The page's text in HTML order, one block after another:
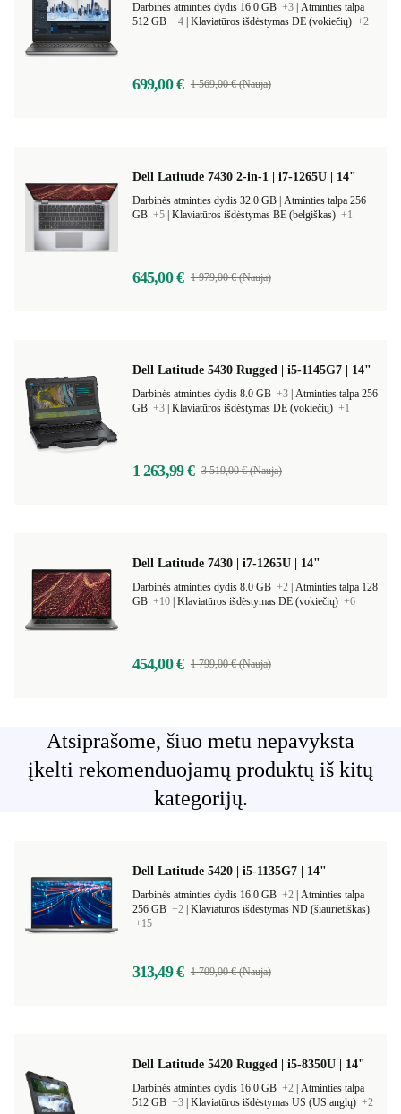
Darbinės atminties dydis 16.0 GB +3 Atminties talpa
512 GB +4 Klaviatūros išdėstymas DE (vokiečių) +2
699,00 € 1 569,00 € (Nauja)
Dell Latitude 7430 2-in-1 | i7-1265U | 14"
Atminties talpa 256
GB +5 Klaviatūros išdėstymas BE (belgiškas) +1
645,00 € 1 979,00 € (Nauja)
Dell Latitude 5430 Rugged | i5-1145G7 | 14"
Darbinės atminties dydis 8.0 GB +3 Atminties talpa 256
GB +3 Klaviatūros išdėstymas DE (vokiečių) +1
1 263,99 € 3 519,00 € (Nauja)
Dell Latitude 7430 | i7-1265U | 14"
Darbinės atminties dydis 8.0 GB +2 Atminties talpa 128
GB +10 Klaviatūros išdėstymas DE (vokiečių) +6
454,00 € 1 799,00 € (Nauja)
Atsiprašome, šiuo metu nepavyksta
įkelti rekomenduojamų produktų iš kitų
kategorijų.
Dell Latitude 5420 | i5-1135G7 | 14"
Darbinės atminties dydis 16.0 GB +2 Atminties talpa
256 GB +2 Klaviatūros išdėstymas ND (šiaurietiškas)
+15
313,49 € 1 709,00 € (Nauja)
Dell Latitude 5420 Rugged | i5-8350U | 14"
Darbinės atminties dydis 16.0 GB +2 Atminties talpa
512 GB +3 Klaviatūros išdėstymas US (US anglų) +2